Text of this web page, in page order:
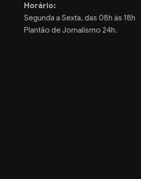
Horário:
Segunda a Sexta, das 08h às 18h
Plantão de Jornalismo 24h.